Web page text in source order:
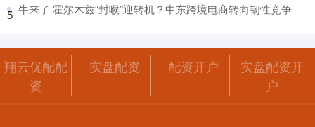
5 ​牛来了 霍尔木兹“封喉”迎转机？中东跨境电商转向韧性竞争
翔云优配配
资
实盘配资 配资开户
实盘配资开
户